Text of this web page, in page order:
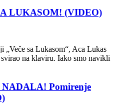
LUKASOM! (VIDEO)
„Veče sa Lukasom“, Aca Lukas
na klaviru. Iako smo navikli
Pomirenje